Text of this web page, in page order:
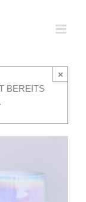
BEREITS
×